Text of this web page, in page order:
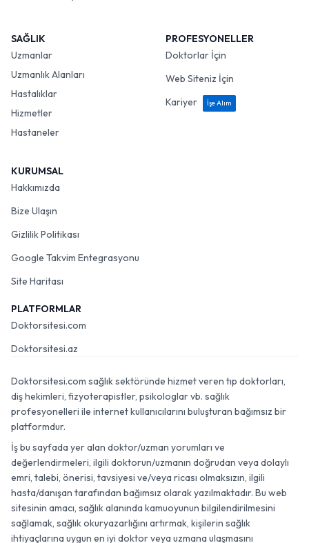
SAĞLIK
Uzmanlar
Uzmanlık Alanları
Hastalıklar
Hizmetler
Hastaneler
PROFESYONELLER
Doktorlar İçin
Web Siteniz İçin
Kariyer
İşe Alım
KURUMSAL
Hakkımızda
Bize Ulaşın
Gizlilik Politikası
Google Takvim Entegrasyonu
Site Haritası
PLATFORMLAR
Doktorsitesi.com
Doktorsitesi.az
Doktorsitesi.com sağlık sektöründe hizmet veren tıp doktorları,
diş hekimleri, fizyoterapistler, psikologlar vb. sağlık
profesyonelleri ile internet kullanıcılarını buluşturan bağımsız bir
platformdur.
İş bu sayfada yer alan doktor/uzman yorumları ve
değerlendirmeleri, ilgili doktorun/uzmanın doğrudan veya dolaylı
emri, talebi, önerisi, tavsiyesi ve/veya ricası olmaksızın, ilgili
hasta/danışan tarafından bağımsız olarak yazılmaktadır. Bu web
sitesinin amacı, sağlık alanında kamuoyunun bilgilendirilmesini
sağlamak, sağlık okuryazarlığını artırmak, kişilerin sağlık
ihtiyaçlarına uygun en iyi doktor veya uzmana ulaşmasını